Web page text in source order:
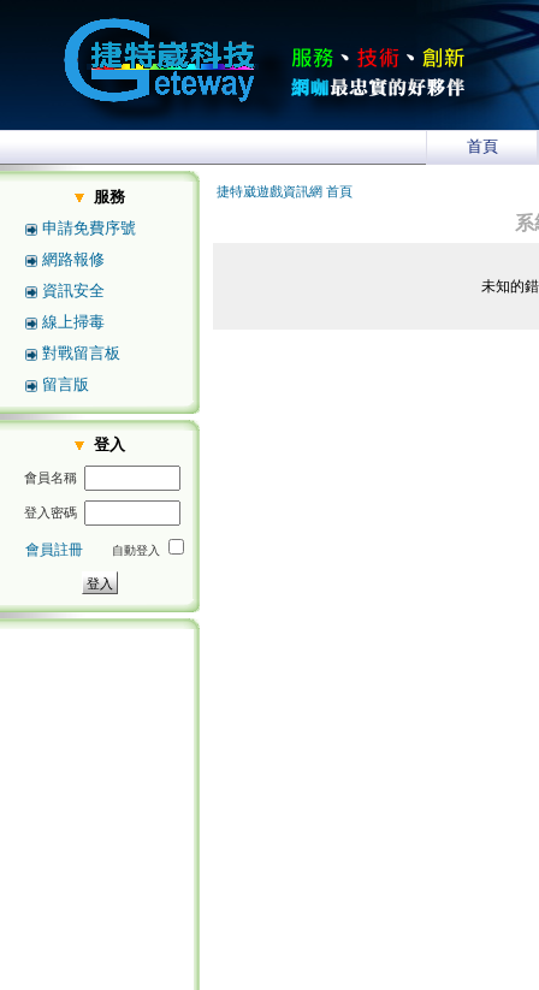
首頁
服務
申請免費序號
網路報修
資訊安全
線上掃毒
對戰留言板
留言版
登入
會員名稱
登入密碼
會員註冊 自動登入
捷特崴遊戲資訊網 首頁
未知的